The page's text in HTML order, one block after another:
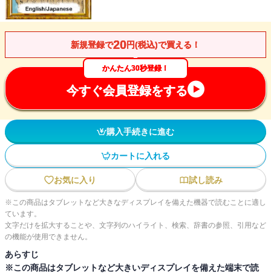
新規登録で20円(税込)で買える！
かんたん30秒登録！
今すぐ会員登録をする
購入手続きに進む
カートに入れる
お気に入り 試し読み
※この商品はタブレットなど大きなディスプレイを備えた機器で読むことに適し
ています。
文字だけを拡大することや、文字列のハイライト、検索、辞書の参照、引用など
の機能が使用できません。
あらすじ
※この商品はタブレットなど大きいディスプレイを備えた端末で読